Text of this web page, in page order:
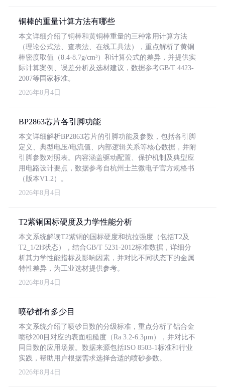
铜棒的重量计算方法有哪些
本文详细介绍了铜棒和黄铜棒重量的三种常用计算方法
（理论公式法、查表法、在线工具法），重点解析了黄铜
棒密度取值（8.4-8.7g/cm³）和计算公式的差异，并提供实
际计算案例、误差分析及选材建议，数据参考GB/T 4423-
2007等国家标准。
2026年8月4日
BP2863芯片各引脚功能
本文详细解析BP2863芯片的引脚功能及参数，包括各引脚
定义、典型电压/电流值、内部逻辑关系等核心数据，并附
引脚参数对照表。内容涵盖驱动配置、保护机制及典型应
用电路设计要点，数据参考自杭州士兰微电子官方规格书
（版本V1.2）。
2026年8月4日
T2紫铜国标硬度及力学性能分析
本文系统解读T2紫铜的国标硬度和抗拉强度（包括T2及
T2_1/2H状态），结合GB/T 5231-2012标准数据，详细分
析其力学性能指标及影响因素，并对比不同状态下的金属
特性差异，为工业选材提供参考。
2026年8月4日
喷砂都有多少目
本文系统介绍了喷砂目数的分级标准，重点分析了铝合金
喷砂200目对应的表面粗糙度（Ra 3.2-6.3μm），并对比不
同目数的应用场景。数据来源包括ISO 8503-1标准和行业
实践，帮助用户根据需求选择合适的喷砂参数。
2026年8月4日